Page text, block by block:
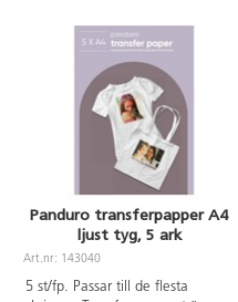
utan fixering, skydda därför alltid
kläder och ömtåliga ytor vid
användande. Innehåller täckvit,
gul, röd, rosa, lila, ljusgrön, grön
och svart. PVC-fri.
Panduro transferpapper A4
ljust tyg, 5 ark
Art.nr: 143040
5 st/fp. Passar till de flesta